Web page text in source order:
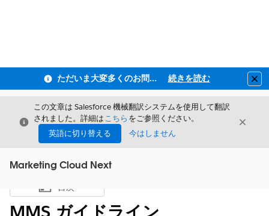
ただいま大変多くのお問い合わせをいただいており、ご連絡までにお時間を頂戴しております 続きを読む
閉じる
この文章は Salesforce 機械翻訳システムを使用して翻訳
されました。詳細はこちら をご参照ください。
英語に切り替える
今はしません
閉じる
Marketing Cloud Next
目次を表示
目次